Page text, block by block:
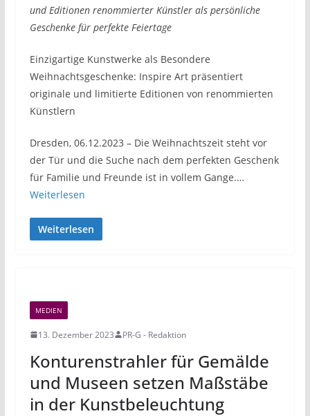
und Editionen renommierter Künstler als persönliche
Geschenke für perfekte Feiertage
Einzigartige Kunstwerke als Besondere
Weihnachtsgeschenke: Inspire Art präsentiert
originale und limitierte Editionen von renommierten
Künstlern
Dresden, 06.12.2023 – Die Weihnachtszeit steht vor
der Tür und die Suche nach dem perfekten Geschenk
für Familie und Freunde ist in vollem Gange.…
Weiterlesen
Weiterlesen
MEDIEN
13. Dezember 2023 PR-G - Redaktion
Konturenstrahler für Gemälde
und Museen setzen Maßstäbe
in der Kunstbeleuchtung